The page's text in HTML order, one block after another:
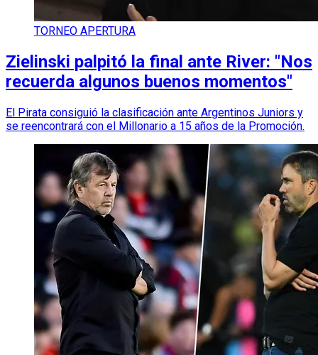
TORNEO APERTURA
Zielinski palpitó la final ante River: "Nos
recuerda algunos buenos momentos"
El Pirata consiguió la clasificación ante Argentinos Juniors y
se reencontrará con el Millonario a 15 años de la Promoción.